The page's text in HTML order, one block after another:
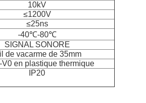
10kV
≤1200V
≤25ns
-40℃-80℃
SIGNAL SONORE
de vacarme de 35mm
V0 en plastique thermique
IP20